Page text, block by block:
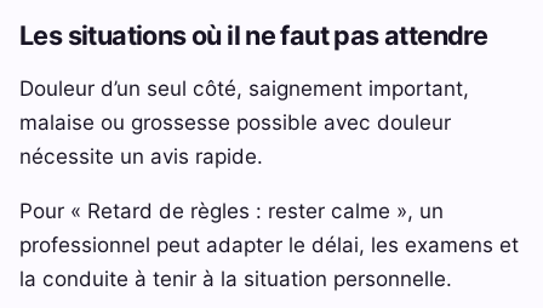
Les situations où il ne faut pas attendre
Douleur d’un seul côté, saignement important,
malaise ou grossesse possible avec douleur
nécessite un avis rapide.
Pour « Retard de règles : rester calme », un
professionnel peut adapter le délai, les examens et
la conduite à tenir à la situation personnelle.